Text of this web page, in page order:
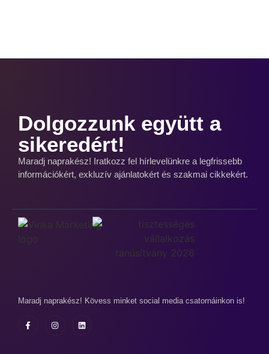
Dolgozzunk együtt a
sikeredért!
Maradj naprakész! Iratkozz fel hírlevelünkre a legfrissebb
információkért, exkluzív ajánlatokért és szakmai cikkekért.
Maradj naprakész! Kövess minket social media csatornáinkon is!